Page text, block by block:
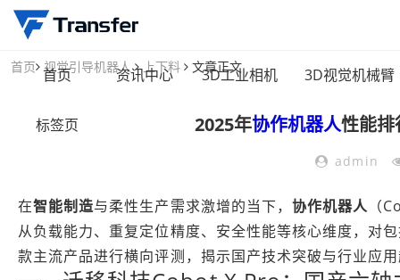
首页 资讯中心 3D工业相机 3D视觉机械臂
标签页
首页 视觉引导机器人 上下料 文章正文
2025年协作机器人性能排
admin
在智能制造与柔性生产需求激增的当下， 协作机器人 （
从负载能力、重复定位精度、安全性能等核心维度，对
款主流产品进行横向评测，揭示国产技术突破与行业应